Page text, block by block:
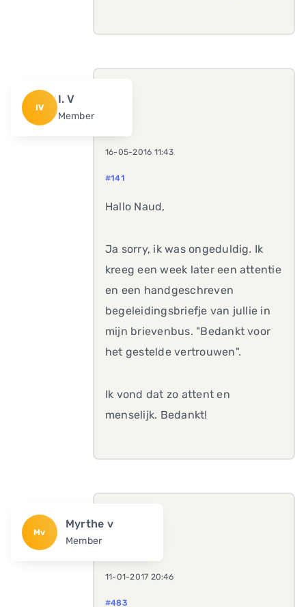
IV
I. V
Member
16-05-2016 11:43
#141
Hallo Naud,
Ja sorry, ik was ongeduldig. Ik
kreeg een week later een attentie
en een handgeschreven
begeleidingsbriefje van jullie in
mijn brievenbus. "Bedankt voor
het gestelde vertrouwen".
Ik vond dat zo attent en
menselijk. Bedankt!
Mv
Myrthe v
Member
11-01-2017 20:46
#483